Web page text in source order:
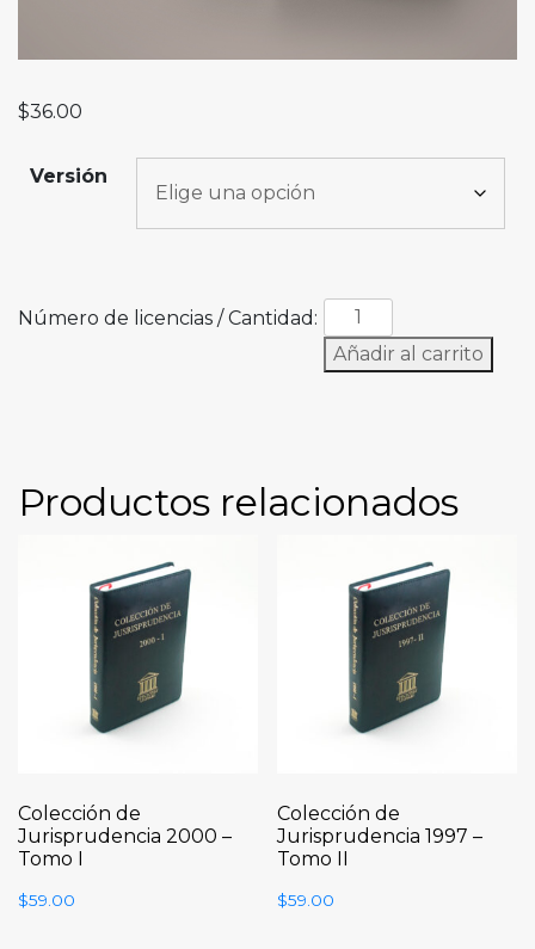
$36.00
Versión
Número de licencias / Cantidad:
Añadir al carrito
Productos relacionados
Colección de
Jurisprudencia 2000 –
Tomo I
$59.00
Colección de
Jurisprudencia 1997 –
Tomo II
$59.00